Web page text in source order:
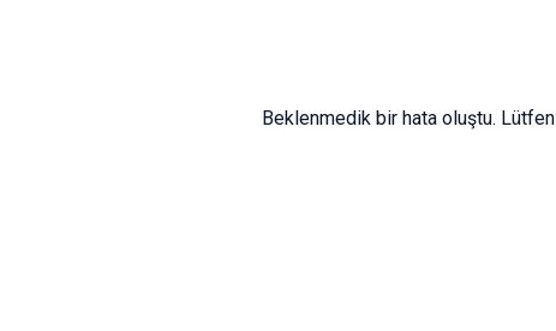
Beklenmedik bir hata oluştu. Lütfen